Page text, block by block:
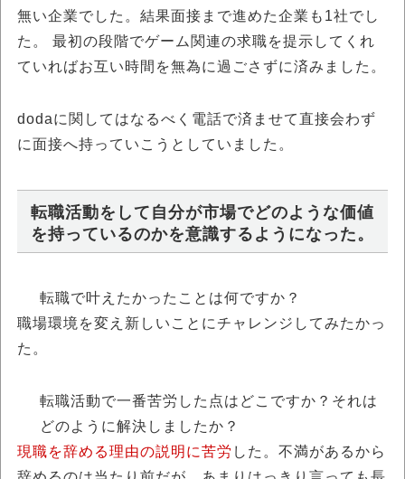
無い企業でした。結果面接まで進めた企業も1社でし
た。 最初の段階でゲーム関連の求職を提示してくれ
ていればお互い時間を無為に過ごさずに済みました。
dodaに関してはなるべく電話で済ませて直接会わず
に面接へ持っていこうとしていました。
転職活動をして自分が市場でどのような価値
を持っているのかを意識するようになった。
転職で叶えたかったことは何ですか？
職場環境を変え新しいことにチャレンジしてみたかっ
た。
転職活動で一番苦労した点はどこですか？それは
どのように解決しましたか？
現職を辞める理由の説明に苦労 した。不満があるから